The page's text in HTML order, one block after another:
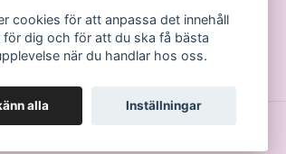
cookies för att anpassa det innehåll
för dig och för att du ska få bästa
när du handlar hos oss.
alla Inställningar